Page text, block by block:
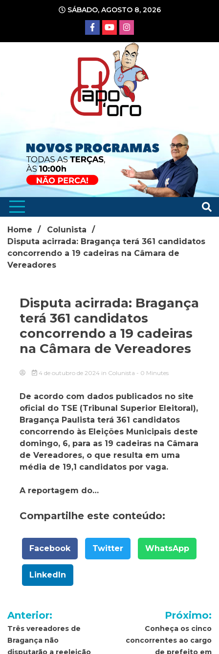
conteúdo
SÁBADO, AGOSTO 8, 2026
Home
Colunista
Disputa acirrada: Bragança terá 361 candidatos
concorrendo a 19 cadeiras na Câmara de
Vereadores
Disputa acirrada: Bragança
terá 361 candidatos
concorrendo a 19 cadeiras
na Câmara de Vereadores
4 de outubro de 2024 in Colunista - 0 Minutes
De acordo com dados publicados no site
oficial do TSE (Tribunal Superior Eleitoral),
Bragança Paulista terá 361 candidatos
concorrendo às Eleições Municipais deste
domingo, 6, para as 19 cadeiras na Câmara
de Vereadores, o que resulta em uma
média de 19,1 candidatos por vaga.
A reportagem do…
Compartilhe este conteúdo:
Facebook Twitter WhatsApp
LinkedIn
Navegação
de
Anterior:
Três vereadores de
Bragança não
disputarão a reeleição
Próximo:
Conheça os cinco
concorrentes ao cargo
de prefeito em